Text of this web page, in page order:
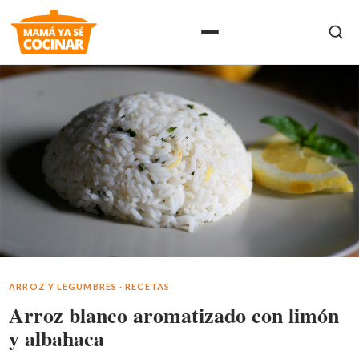
ARROZ Y LEGUMBRES ·RECETAS
Arroz blanco aromatizado con limón
y albahaca